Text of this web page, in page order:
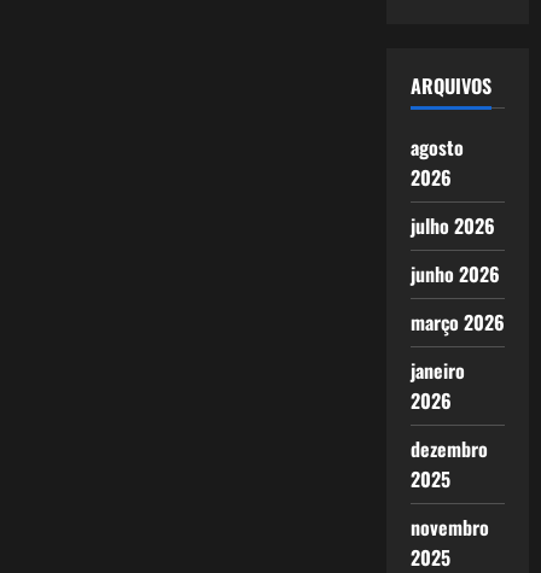
ARQUIVOS
agosto
2026
julho 2026
junho 2026
março 2026
janeiro
2026
dezembro
2025
novembro
2025